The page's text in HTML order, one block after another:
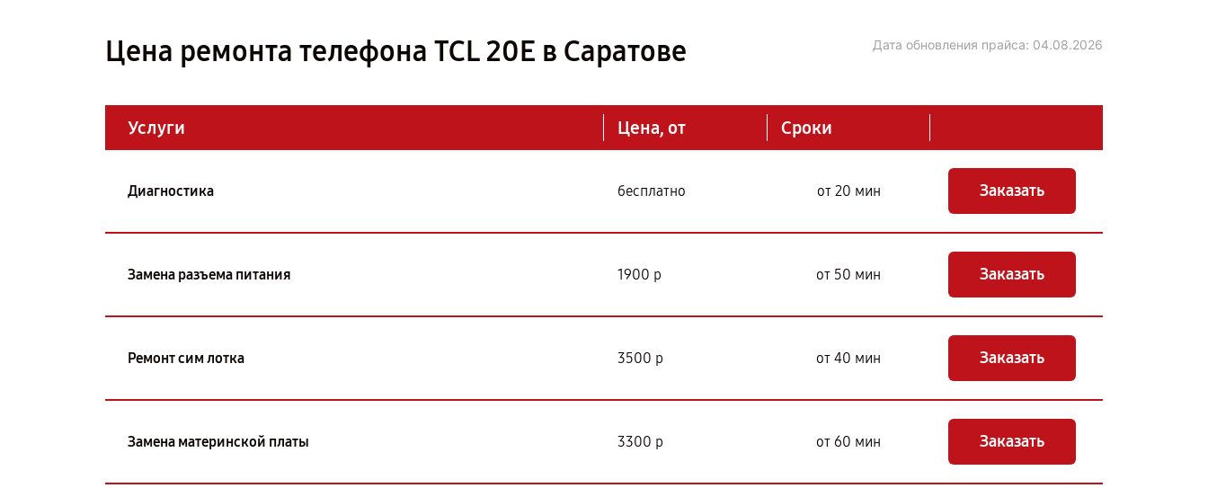
Цена ремонта телефона TCL 20E в Саратове Дата обновления прайса: 04.08.2026
Услуги Цена, от Сроки
Диагностика бесплатно от 20 мин Заказать
Замена разъема питания 1900 р от 50 мин Заказать
Ремонт сим лотка 3500 р от 40 мин Заказать
Замена материнской платы 3300 р от 60 мин Заказать